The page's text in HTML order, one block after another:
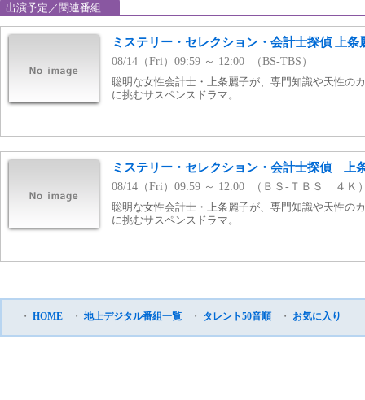
出演予定／関連番組
ミステリー・セレクション・会計士探偵 上条
08/14（Fri）09:59 ～ 12:00 （BS-TBS）
聡明な女性会計士・上条麗子が、専門知識や天性の
に挑むサスペンスドラマ。
ミステリー・セレクション・会計士探偵 上
08/14（Fri）09:59 ～ 12:00 （ＢＳ-ＴＢＳ ４Ｋ
聡明な女性会計士・上条麗子が、専門知識や天性の
に挑むサスペンスドラマ。
・ HOME ・ 地上デジタル番組一覧 ・ タレント50音順 ・ お気に入り